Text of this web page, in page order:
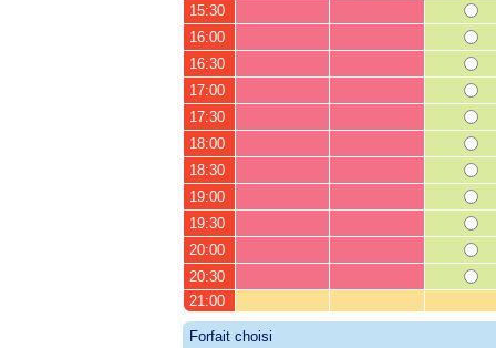
15:30
16:00
16:30
17:00
17:30
18:00
18:30
19:00
19:30
20:00
20:30
21:00
Forfait choisi